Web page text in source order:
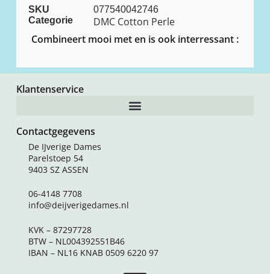
SKU
077540042746
Categorie
DMC Cotton Perle
Combineert mooi met en is ook interressant :
Klantenservice
Contactgegevens
De IJverige Dames
Parelstoep 54
9403 SZ ASSEN
06-4148 7708
info@deijverigedames.nl
KVK – 87297728
BTW – NL004392551B46
IBAN – NL16 KNAB 0509 6220 97